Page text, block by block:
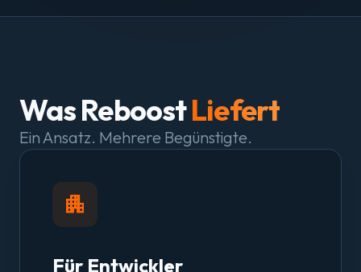
Was ReboostLiefert
Ein Ansatz. Mehrere Begünstigte.
apartment
Für Entwickler